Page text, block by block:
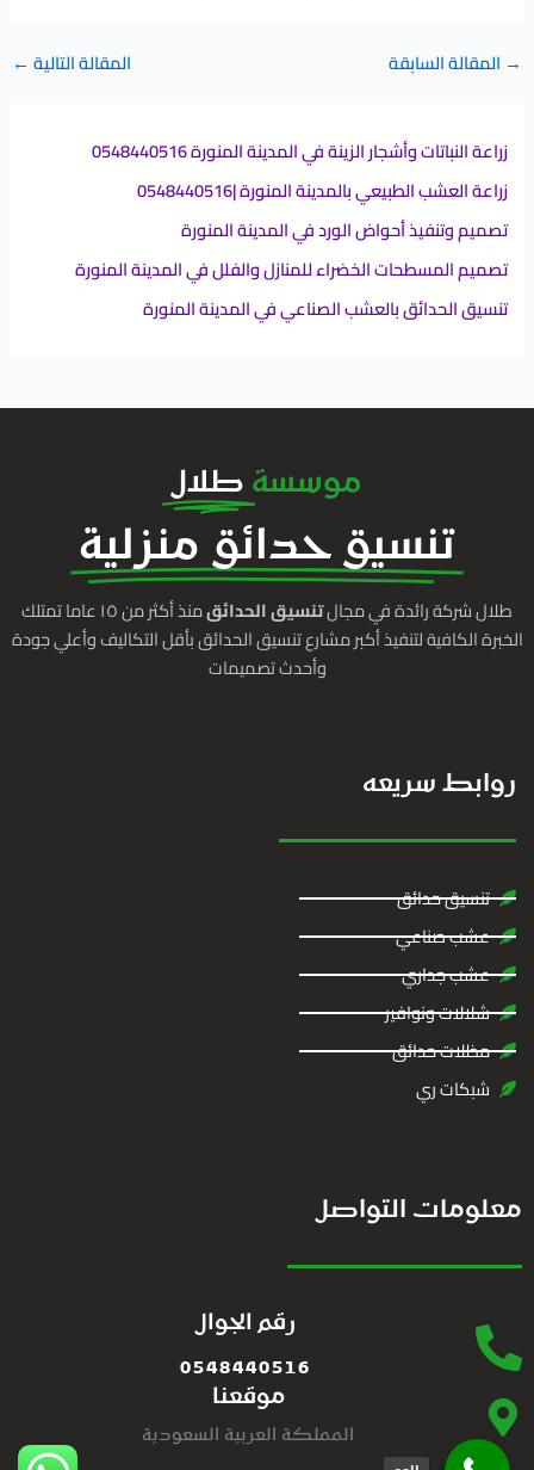
→ المقالة السابقة المقالة التالية ←
زراعة النباتات وأشجار الزينة في المدينة المنورة 0548440516
زراعة العشب الطبيعي بالمدينة المنورة |0548440516
تصميم وتنفيذ أحواض الورد في المدينة المنورة
تصميم المسطحات الخضراء للمنازل والفلل في المدينة المنورة
تنسيق الحدائق بالعشب الصناعي في المدينة المنورة
موسسة طلال
تنسيق حدائق منزلية
طلال شركة رائدة في مجالتنسيق الحدائق
منذ أكثر من ١٥ عاما تمتلك
الخبرة الكافية لتنفيذ أكبر مشارع تنسيق الحدائق بأقل التكاليف وأعلي جودة
وأحدث تصميمات
روابط سريعه
تنسيق حدائق
عشب صناعي
عشب جداري
شلالات ونوافير
مظلات حدائق
شبكات ري
معلومات التواصل
رقم الجوال
0548440516
موقعنا
المملكة العربية السعودية